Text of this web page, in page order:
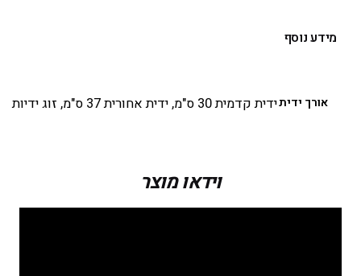
מידע נוסף
אורך ידיתידית קדמית 30 ס"מ, ידית אחורית 37 ס"מ, זוג ידיות
וידאו מוצר